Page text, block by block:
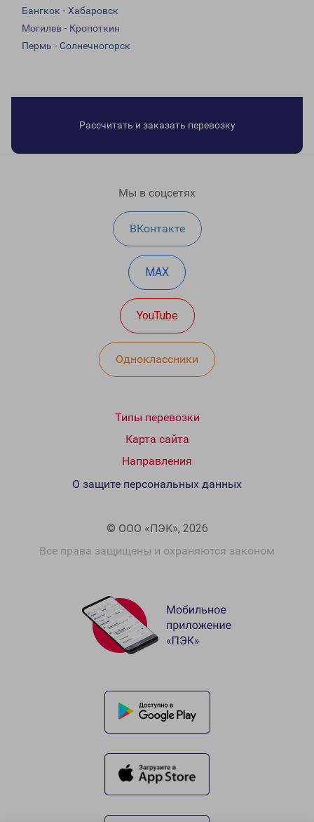
Бангкок - Хабаровск
Могилев - Кропоткин
Пермь - Солнечногорск
Рассчитать и заказать перевозку
Мы в соцсетях
ВКонтакте
MAX
YouTube
Одноклассники
Типы перевозки
Карта сайта
Направления
© ООО «ПЭК», 2026
Все права защищены и охраняются законом
О защите персональных данных